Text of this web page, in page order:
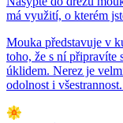
má využití, o kterém
Mouka představuje v
toho, že s ní připravíte
úklidem. Nerez je
odolnost i